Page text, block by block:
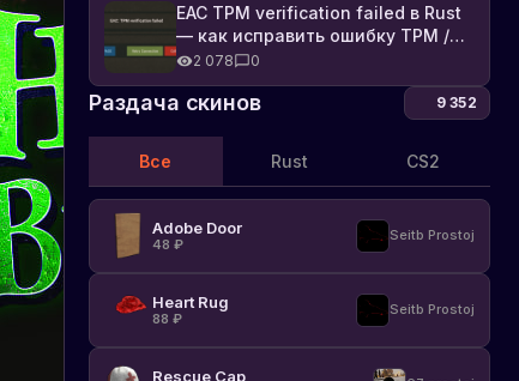
EAC TPM verification failed в Rust
— как исправить ошибку TPM /
Secure Boot
2 078 0
Раздача скинов 9 352
Все Rust CS2
Adobe Door
48 ₽
Seitb Prostoj
Heart Rug
88 ₽
Seitb Prostoj
Rescue Cap